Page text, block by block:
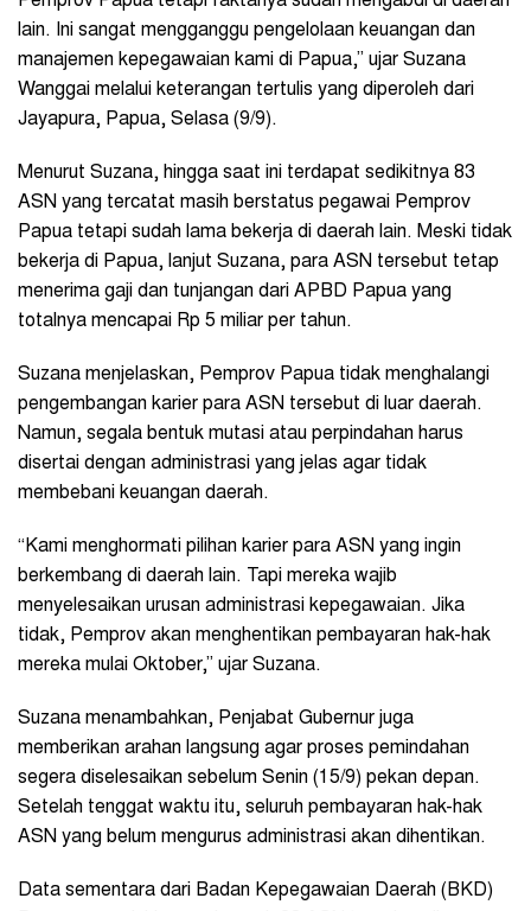
lain. Ini sangat mengganggu pengelolaan keuangan dan
manajemen kepegawaian kami di Papua,” ujar Suzana
Wanggai melalui keterangan tertulis yang diperoleh dari
Jayapura, Papua, Selasa (9/9).
Menurut Suzana, hingga saat ini terdapat sedikitnya 83
ASN yang tercatat masih berstatus pegawai Pemprov
Papua tetapi sudah lama bekerja di daerah lain. Meski tidak
bekerja di Papua, lanjut Suzana, para ASN tersebut tetap
menerima gaji dan tunjangan dari APBD Papua yang
totalnya mencapai Rp 5 miliar per tahun.
Suzana menjelaskan, Pemprov Papua tidak menghalangi
pengembangan karier para ASN tersebut di luar daerah.
Namun, segala bentuk mutasi atau perpindahan harus
disertai dengan administrasi yang jelas agar tidak
membebani keuangan daerah.
“Kami menghormati pilihan karier para ASN yang ingin
berkembang di daerah lain. Tapi mereka wajib
menyelesaikan urusan administrasi kepegawaian. Jika
tidak, Pemprov akan menghentikan pembayaran hak-hak
mereka mulai Oktober,” ujar Suzana.
Suzana menambahkan, Penjabat Gubernur juga
memberikan arahan langsung agar proses pemindahan
segera diselesaikan sebelum Senin (15/9) pekan depan.
Setelah tenggat waktu itu, seluruh pembayaran hak-hak
ASN yang belum mengurus administrasi akan dihentikan.
Data sementara dari Badan Kepegawaian Daerah (BKD)